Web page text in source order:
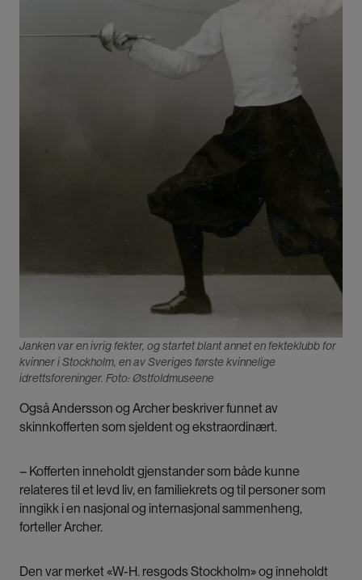
intervjue forskere med kunnskap på området.
Artiklene har som mål å belyse forholdet mellom
kjønn og museer.
Janken var en ivrig fekter, og startet blant annet en fekteklubb for
kvinner i Stockholm, en av Sveriges første kvinnelige
idrettsforeninger. Foto: Østfoldmuseene
Også Andersson og Archer beskriver funnet av
skinnkofferten som sjeldent og ekstraordinært.
– Kofferten inneholdt gjenstander som både kunne
relateres til et levd liv, en familiekrets og til personer som
inngikk i en nasjonal og internasjonal sammenheng,
forteller Archer.
Den var merket «W-H. resgods Stockholm» og inneholdt